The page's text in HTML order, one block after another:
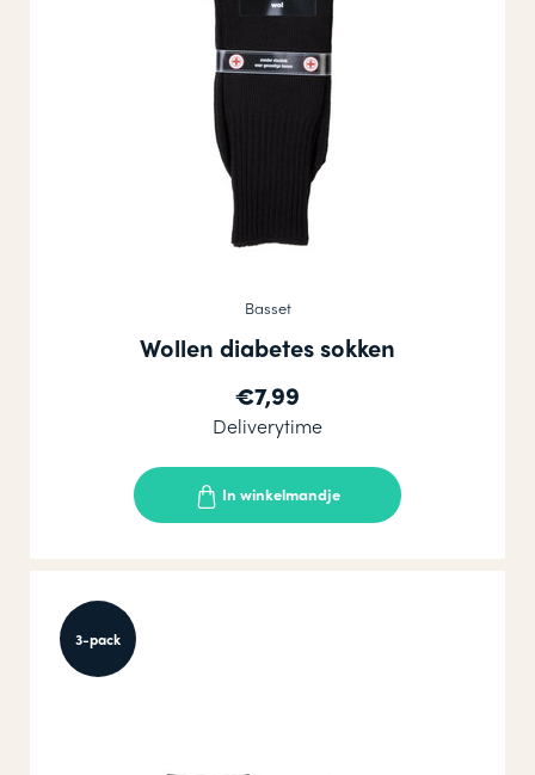
Basset
Wollen diabetes sokken
€7,99
Deliverytime
In winkelmandje
3-pack